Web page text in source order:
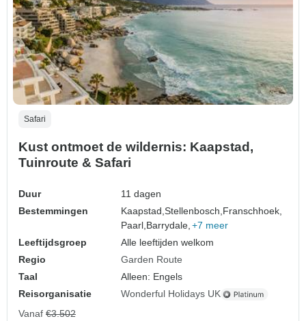
Safari
Kust ontmoet de wildernis: Kaapstad,
Tuinroute & Safari
Duur
11 dagen
Bestemmingen
Kaapstad,Stellenbosch,Franschhoek,
Paarl,Barrydale, +7 meer
Leeftijdsgroep
Alle leeftijden welkom
Regio
Garden Route
Taal
Alleen: Engels
Reisorganisatie
Wonderful Holidays UK
Vanaf €3.502